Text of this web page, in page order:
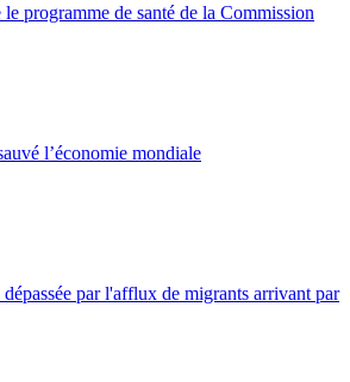
programme de santé de la Commission
l’économie mondiale
par l'afflux de migrants arrivant par